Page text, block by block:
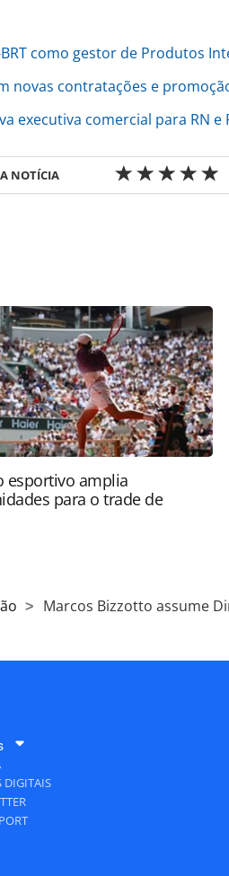
como gestor de Produtos
novas contratações e
executiva comercial para RN e
NOTÍCIA
movimentacao/2026/01/
da-frt-operadora_224975.html
produzido pela
direito autoral. Não reproduza o
(copyright@panrotas.com.br).
esportivo amplia
para o trade de
Marcos Bizzotto assume
DIGITAIS